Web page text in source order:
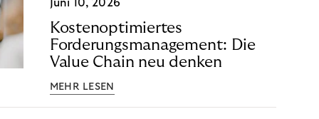
Juni 10, 2026
Kostenoptimiertes
Forderungsmanagement: Die
Value Chain neu denken
MEHR LESEN